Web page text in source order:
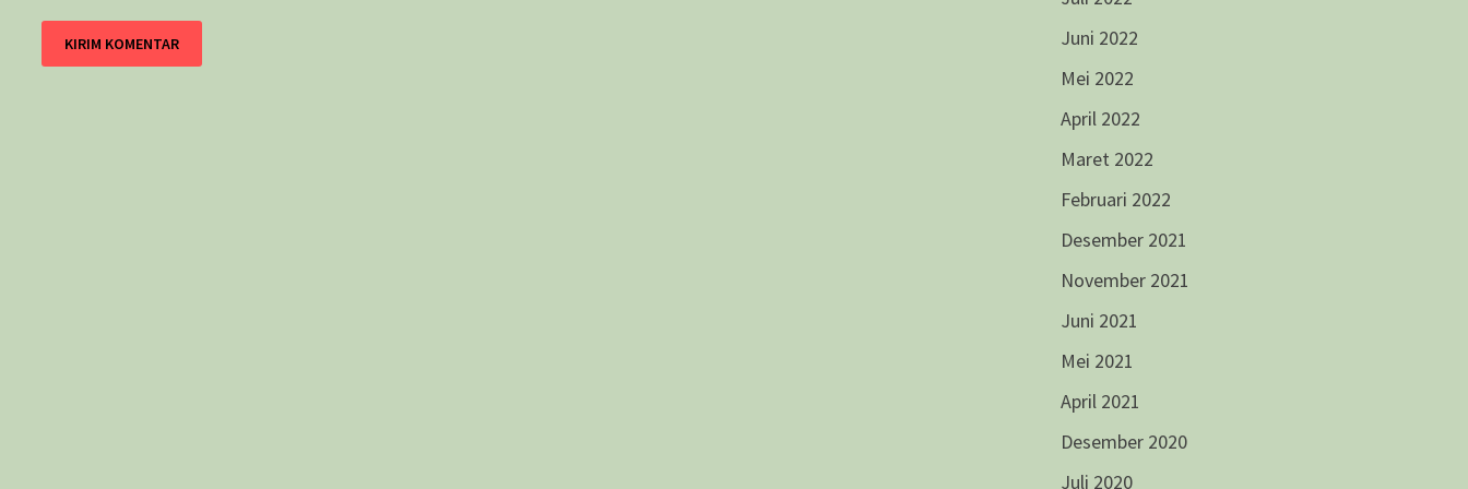
Juni 2022
Mei 2022
April 2022
Maret 2022
Februari 2022
Desember 2021
November 2021
Juni 2021
Mei 2021
April 2021
Desember 2020
Juli 2020